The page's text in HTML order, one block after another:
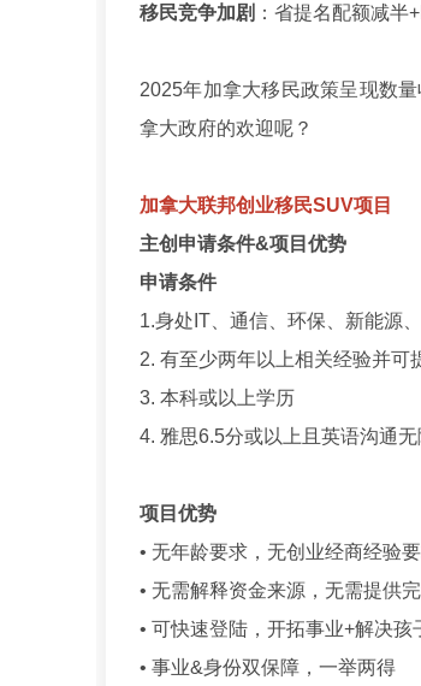
移民竞争加剧 ：省提名配额减半
2025年加拿大移民政策呈现数
拿大政府的欢迎呢？
加拿大联邦创业移民SUV项目
主创申请条件&项目优势
申请条件
1.身处IT、通信、环保、新能源
2. 有至少两年以上相关经验并可
3. 本科或以上学历
4. 雅思6.5分或以上且英语沟通
项目优势
• 无年龄要求，无创业经商经验
• 无需解释资金来源，无需提供
• 可快速登陆，开拓事业+解决孩
• 事业&身份双保障，一举两得